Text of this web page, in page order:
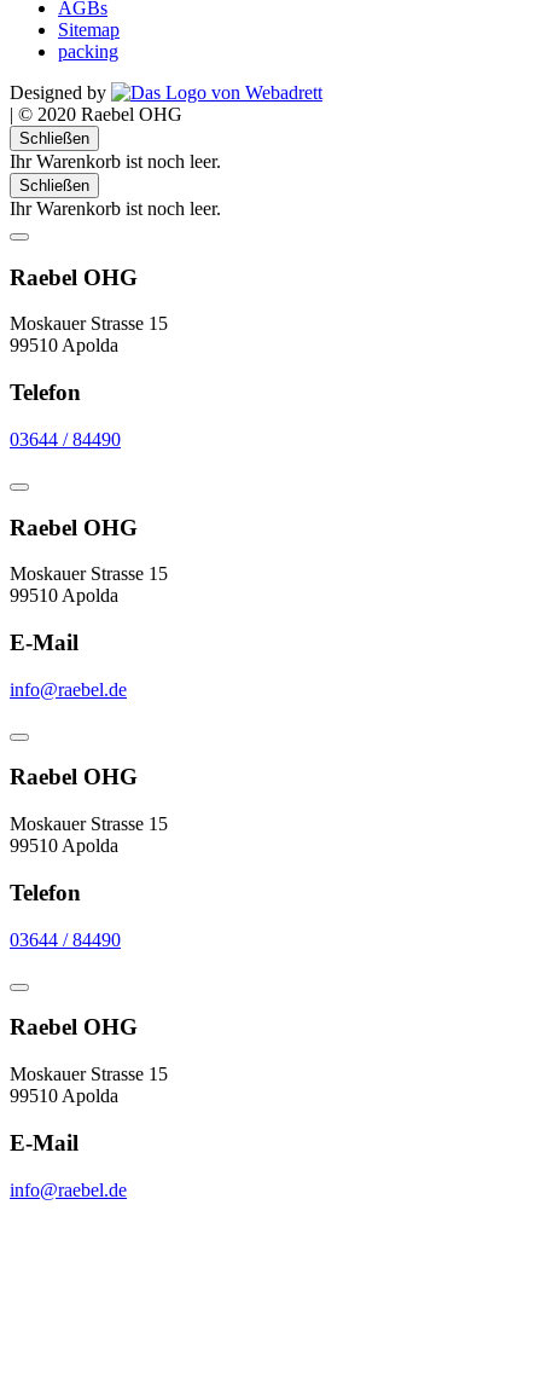
AGBs
Sitemap
packing
Designed by
| © 2020 Raebel OHG
Schließen
Ihr Warenkorb ist noch leer.
Schließen
Ihr Warenkorb ist noch leer.
Raebel OHG
Moskauer Strasse 15
99510 Apolda
Telefon
03644 / 84490
Raebel OHG
Moskauer Strasse 15
99510 Apolda
E-Mail
info@raebel.de
Raebel OHG
Moskauer Strasse 15
99510 Apolda
Telefon
03644 / 84490
Raebel OHG
Moskauer Strasse 15
99510 Apolda
E-Mail
info@raebel.de